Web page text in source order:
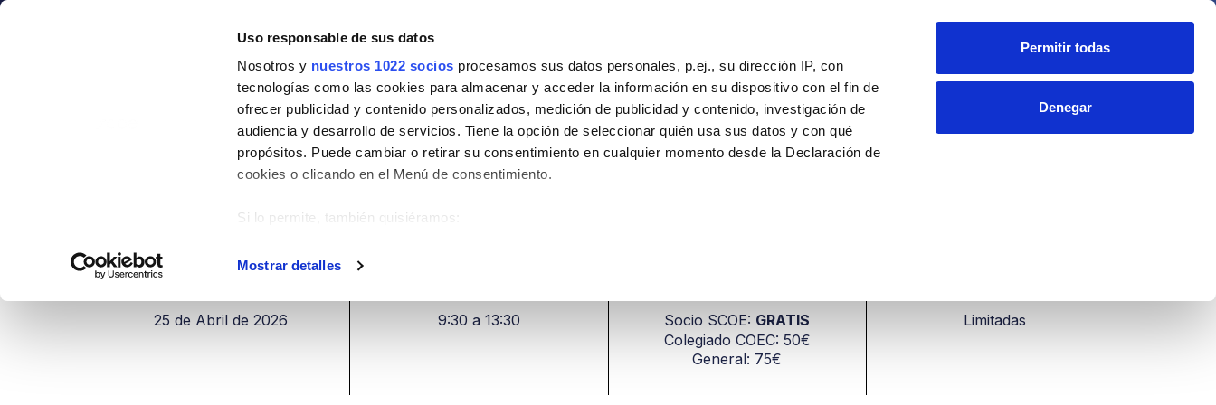
Uso responsable de sus datos
Nosotros y nuestros 1022 socios procesamos sus datos personales, p.ej., su dirección IP, con
tecnologías como las cookies para almacenar y acceder la información en su dispositivo con el fin de
ofrecer publicidad y contenido personalizados, medición de publicidad y contenido, investigación de
audiencia y desarrollo de servicios. Tiene la opción de seleccionar quién usa sus datos y con qué
propósitos. Puede cambiar o retirar su consentimiento en cualquier momento desde la Declaración de
cookies o clicando en el Menú de consentimiento.
Si lo permite, también quisiéramos:
metros
Obtenga más información sobre cómo se procesan sus datos personales y establezca sus preferencias
. Puede cambiar o retirar su consentimiento en cualquier momento en la
Mostrar detalles
Permitir todas
Denegar
Sociedad Formación Alquiler de espacios
Jornada de Actualización en Endodoncia
25 de Abril de 2026
FORMACIÓN JORNADA DE ACTUALIZACIÓN EN ENDODONCIA (1)
25 de Abril de 2026 9:30 a 13:30 Socio SCOE: GRATIS
Colegiado COEC: 50€
General: 75€
Limitadas